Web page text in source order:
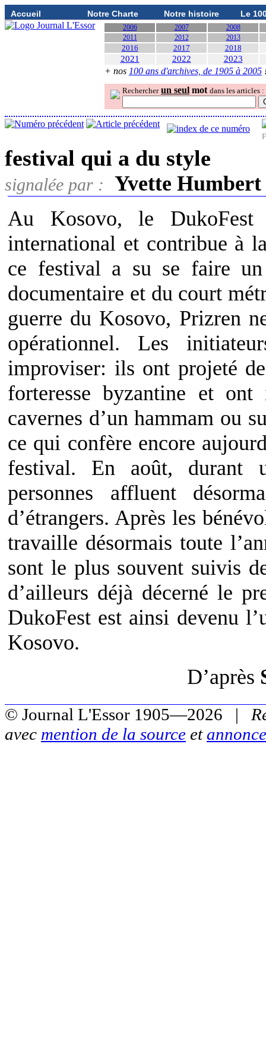
Accueil Notre Charte Notre histoire Le
2006 2007
2008
2011
2012 2013
2016 2017 2018
2021 2022 2023
+ nos 100 ans d'archives, de 1905 à 2005
Rechercher un seul mot dans les articles :
festival qui a du style
signalée par :
Yvette
Au Kosovo, le
international et contribue à
ce festival a su se faire
documentaire et du court
guerre du Kosovo, Prizren
opérationnel. Les
improviser: ils ont projeté
forteresse byzantine et
cavernes d’un hammam ou
ce qui confère encore
festival. En août, durant
personnes affluent
d’étrangers. Après les
travaille désormais toute
sont le plus souvent suivis
d’ailleurs déjà décerné le
DukoFest est ainsi devenu
Kosovo.
D’après
© Journal L'Essor 1905—2026 |
avec mention de la source et